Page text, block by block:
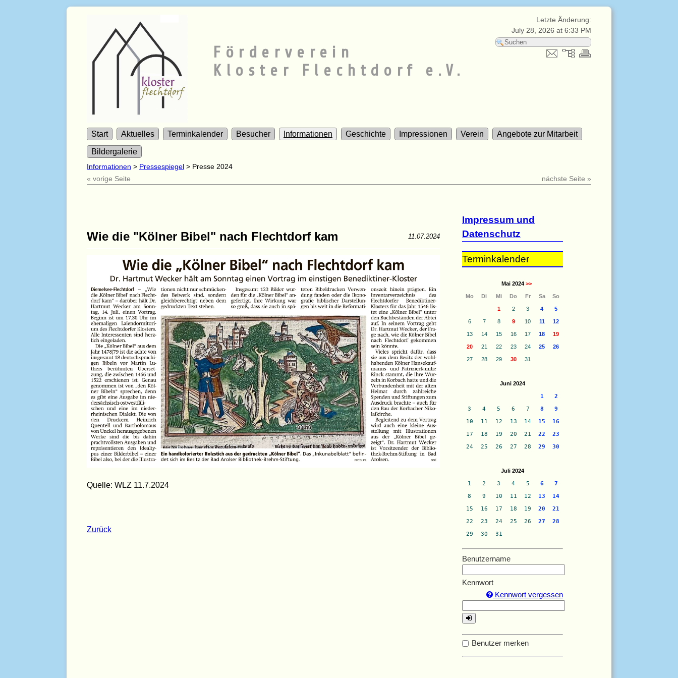
Letzte Änderung:
July 28, 2026 at 6:33 PM
Förderverein
Kloster Flechtdorf e.V.
Start Aktuelles Terminkalender Besucher Informationen Geschichte Impressionen Verein Angebote zur Mitarbeit
Bildergalerie
Informationen > Pressespiegel > Presse 2024
« vorige Seite
nächste Seite »
Wie die "Kölner Bibel" nach Flechtdorf kam 11.07.2024
Quelle: WLZ 11.7.2024
Zurück
Impressum und
Datenschutz
Terminkalender
Mai 2024 >>
Mo Di Mi Do Fr Sa So
1 2 3 4 5
6 7 8 9 10 11 12
13 14 15 16 17 18 19
20 21 22 23 24 25 26
27 28 29 30 31
Juni 2024
1
2
3
4 5 6 7 8
9
10
11 12 13 14 15
16
17
18 19 20 21 22
23
24
25 26 27 28 29 30
Juli 2024
1 2 3 4 5 6
7
8
9 10 11 12 13
14
15
16 17 18 19 20
21
22
23 24 25 26 27
28
29
30 31
Benutzername
Kennwort
Kennwort vergessen
Benutzer merken